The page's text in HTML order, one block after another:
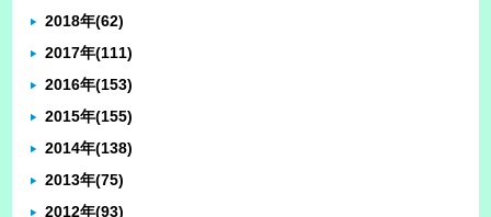
2018年(62)
2017年(111)
2016年(153)
2015年(155)
2014年(138)
2013年(75)
2012年(93)